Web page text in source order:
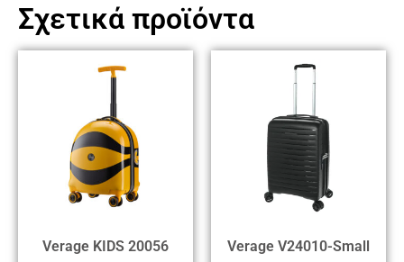
Σχετικά προϊόντα
Verage KIDS 20056 Verage V24010-Small